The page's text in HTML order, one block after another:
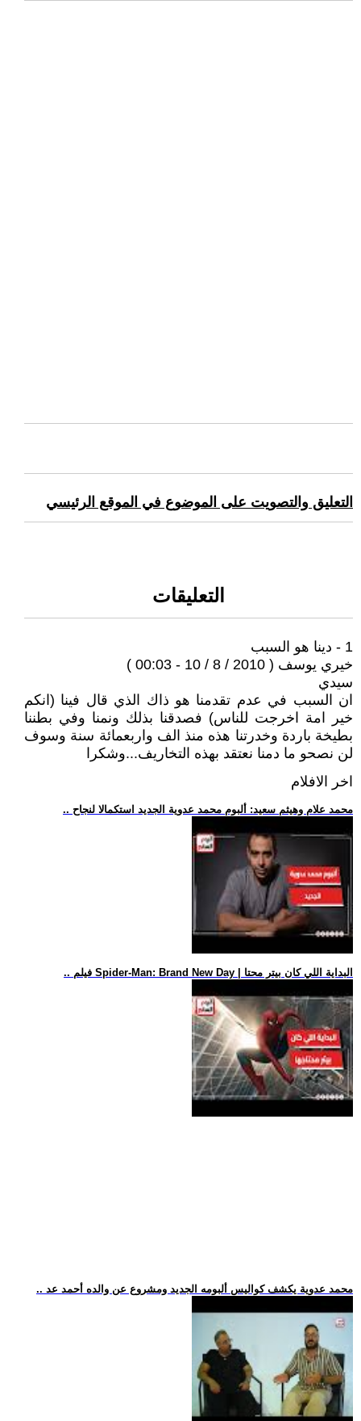
التعليق والتصويت على الموضوع في الموقع الرئيسي
التعليقات
1 - دينا هو السبب
خيري يوسف ( 2010 / 8 / 10 - 00:03 )
سيدي
ان السبب في عدم تقدمنا هو ذاك الذي قال فينا (انكم
خير امة اخرجت للناس) فصدقنا بذلك ونمنا وفي بطننا
بطيخة باردة وخدرتنا هذه منذ الف واربعمائة سنة وسوف
لن نصحو ما دمنا نعتقد بهذه التخاريف...وشكرا
اخر الافلام
.. محمد علام وهيثم سعيد: ألبوم محمد عدوية الجديد استكمالا لنجاح
.. فيلم Spider-Man: Brand New Day | البداية اللي كان بيتر محتا
.. محمد عدوية يكشف كواليس ألبومه الجديد ومشروع عن والده أحمد عد